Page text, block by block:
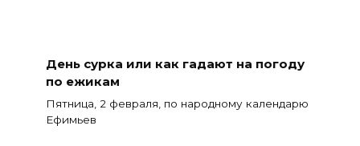
День сурка или как гадают на погоду
по ежикам
Пятница, 2 февраля, по народному календарю
Ефимьев